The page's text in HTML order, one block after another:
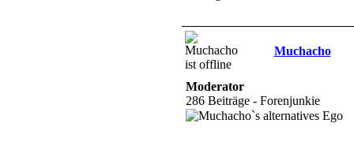
Muchacho
Moderator
286 Beiträge - Forenjunkie